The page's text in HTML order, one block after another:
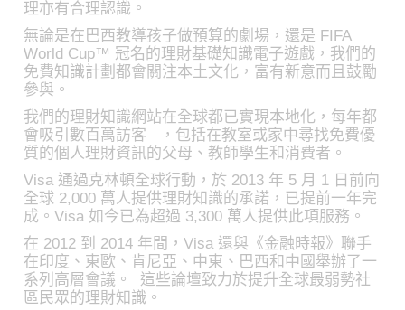
理亦有合理認識。
無論是在巴西教導孩子做預算的劇場，還是 FIFA
World Cup™ 冠名的理財基礎知識電子遊戲，我們的
免費知識計劃都會關注本土文化，富有新意而且鼓勵
參與。
我們的理財知識網站在全球都已實現本地化，每年都
會吸引數百萬訪客 ，包括在教室或家中尋找免費優
質的個人理財資訊的父母、教師學生和消費者。
Visa 通過克林頓全球行動，於 2013 年 5 月 1 日前向
全球 2,000 萬人提供理財知識的承諾，已提前一年完
成。Visa 如今已為超過 3,300 萬人提供此項服務。
在 2012 到 2014 年間，Visa 還與《金融時報》聯手
在印度、東歐、肯尼亞、中東、巴西和中國舉辦了一
系列高層會議。 這些論壇致力於提升全球最弱勢社
區民眾的理財知識。